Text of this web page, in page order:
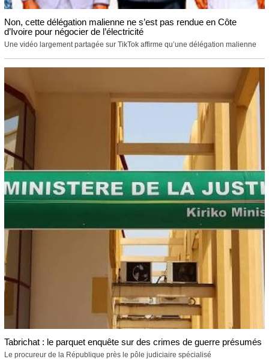
Non, cette délégation malienne ne s’est pas rendue en Côte
d’Ivoire pour négocier de l’électricité
Une vidéo largement partagée sur TikTok affirme qu’une délégation malienne
Tabrichat : le parquet enquête sur des crimes de guerre présumés
Le procureur de la République près le pôle judiciaire spécialisé